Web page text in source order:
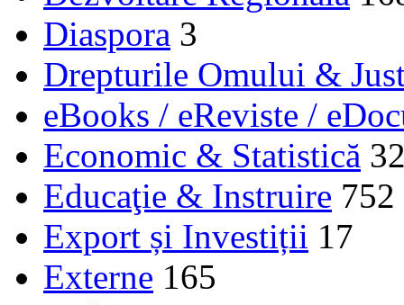
Diaspora 3
Drepturile Omului &
eBooks / eReviste /
Economic & Statistică
Educaţie & Instruire 752
Export și Investiții 17
Externe 165